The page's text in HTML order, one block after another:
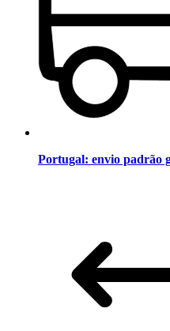
Portugal: envio padrão